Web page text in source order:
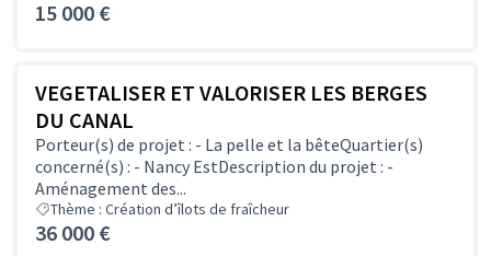
15 000 €
VEGETALISER ET VALORISER LES BERGES
DU CANAL
Porteur(s) de projet : - La pelle et la bêteQuartier(s)
concerné(s) : - Nancy EstDescription du projet : -
Aménagement des...
Thème : Création d’îlots de fraîcheur
36 000 €